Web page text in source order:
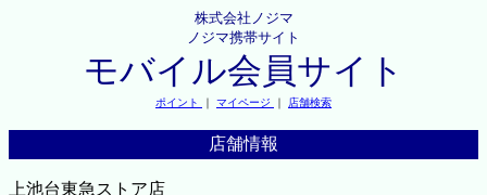
株式会社ノジマ
ノジマ携帯サイト
モバイル会員サイト
ポイント ｜ マイページ ｜ 店舗検索
店舗情報
上池台東急ストア店